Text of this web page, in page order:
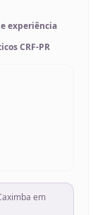
experiência
CRF-PR
em